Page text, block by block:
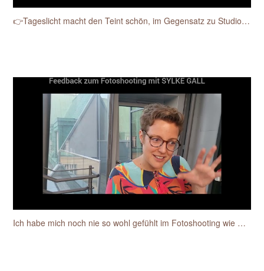
👉Tageslicht macht den Teint schön, im Gegensatz zu Studioblitzen.
Ich habe mich noch nie so wohl gefühlt im Fotoshooting wie mit Sylke